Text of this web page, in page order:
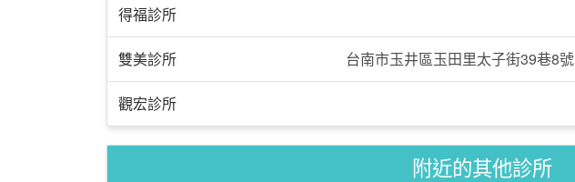
得福診所
雙美診所 台南市玉井區玉田里太子街39巷8號
觀宏診所
附近的其他診所